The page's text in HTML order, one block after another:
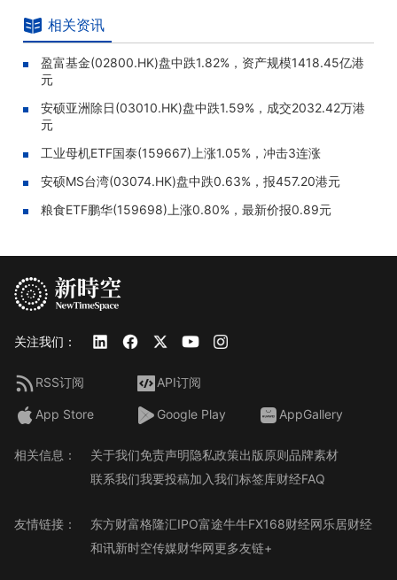
相关资讯
盈富基金(02800.HK)盘中跌1.82%，资产规模1418.45亿港
元
安硕亚洲除日(03010.HK)盘中跌1.59%，成交2032.42万港
元
工业母机ETF国泰(159667)上涨1.05%，冲击3连涨
安硕MS台湾(03074.HK)盘中跌0.63%，报457.20港元
粮食ETF鹏华(159698)上涨0.80%，最新价报0.89元
关注我们：
RSS订阅 API订阅
App Store Google Play AppGallery
相关信息： 关于我们免责声明隐私政策出版原则品牌素材
联系我们我要投稿加入我们标签库财经FAQ
友情链接： 东方财富格隆汇IPO富途牛牛FX168财经网乐居财经
和讯新时空传媒财华网更多友链+